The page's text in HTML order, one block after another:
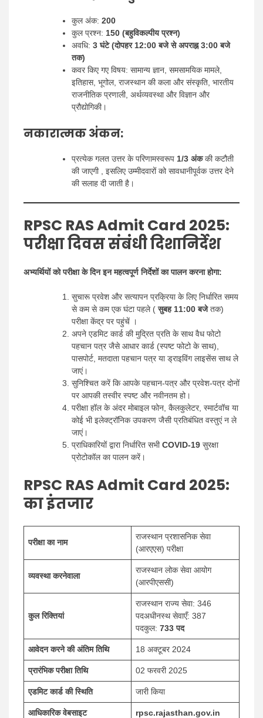
कुल अंक: 200
कुल प्रश्न: 150 (बहुविकल्पीय प्रश्न)
अवधि: 3 घंटे (दोपहर 12:00 बजे से अपराह्न 3:00 बजे
तक)
कवर किए गए विषय: सामान्य ज्ञान, समसामयिक मामले,
इतिहास, भूगोल, राजस्थान की कला और संस्कृति, भारतीय
राजनीतिक प्रणाली, अर्थव्यवस्था और विज्ञान और
प्रौद्योगिकी।
नकारात्मक अंकन:
प्रत्येक गलत उत्तर के परिणामस्वरूप 1/3 अंककी कटौती
की जाएगी , इसलिए उम्मीदवारों को सावधानीपूर्वक उत्तर देने
की सलाह दी जाती है।
RPSC RAS Admit Card 2025:
परीक्षा दिवस संबंधी दिशानिर्देश
अभ्यर्थियों को परीक्षा के दिन इन महत्वपूर्ण निर्देशों का पालन करना होगा:
सुचारू प्रवेश और सत्यापन प्रक्रिया के लिए निर्धारित समय
से कम से कम एक घंटा पहले (सुबह 11:00 बजेतक)
परीक्षा केंद्र पर पहुंचें ।
अपने एडमिट कार्ड की मुद्रित प्रति के साथ वैध फोटो
पहचान पत्र जैसे आधार कार्ड (स्पष्ट फोटो के साथ),
पासपोर्ट, मतदाता पहचान पत्र या ड्राइविंग लाइसेंस साथ ले
जाएं।
सुनिश्चित करें कि आपके पहचान-पत्र और प्रवेश-पत्र दोनों
पर आपकी तस्वीर स्पष्ट और नवीनतम हो।
परीक्षा हॉल के अंदर मोबाइल फोन, कैलकुलेटर, स्मार्टवॉच या
कोई भी इलेक्ट्रॉनिक उपकरण जैसी प्रतिबंधित वस्तुएं न ले
जाएं।
प्राधिकारियों द्वारा निर्धारित सभीCOVID-19 सुरक्षा
प्रोटोकॉल का पालन करें।
RPSC RAS Admit Card 2025:
का इंतजार
परीक्षा का नाम
राजस्थान प्रशासनिक सेवा
(आरएएस) परीक्षा
व्यवस्था करनेवाला
राजस्थान लोक सेवा आयोग
(आरपीएससी)
कुल रिक्तियां
राजस्थान राज्य सेवा: 346
पदअधीनस्थ सेवाएँ: 387
पदकुल: 733 पद
आवेदन करने की अंतिम तिथि 18 अक्टूबर 2024
प्रारंभिक परीक्षा तिथि 02 फरवरी 2025
एडमिट कार्ड की स्थिति जारी किया
आधिकारिक वेबसाइट rpsc.rajasthan.gov.in